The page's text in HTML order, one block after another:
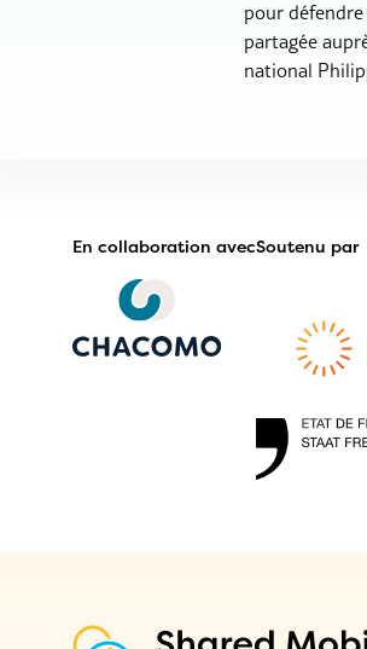
pour
partagée
national
En collaboration avecSoutenu par